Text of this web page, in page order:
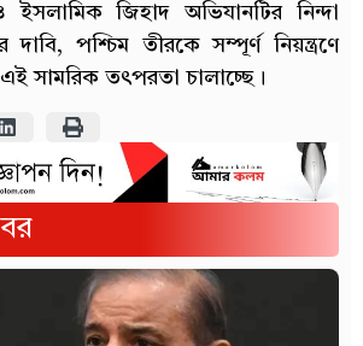
জিহাদ অভিযানটির নিন্দা
দাবি, পশ্চিম তীরকে সম্পূর্ণ নিয়ন্ত্রণে
সামরিক তৎপরতা চালাচ্ছে।